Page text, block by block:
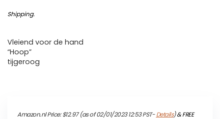
Shipping.
Vleiend voor de hand
“Hoop”
tijgeroog
Amazon.nl Price:$12.97(as of 02/01/2023 12:53 PST-Details)&FREE